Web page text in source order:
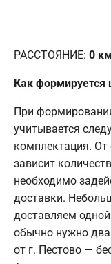
РАССТОЯНИЕ: 0
Как формируется
При
учитывается
комплектация.
зависит
необходимо
доставки.
доставляем
обычно нужно
от г. Пестово —